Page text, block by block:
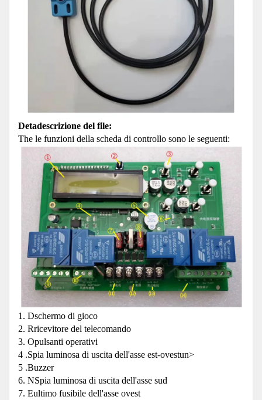
Detadescrizione del file:
The le funzioni della scheda di controllo sono le seguenti:
1. Dschermo di gioco
2. Rricevitore del telecomando
3. Opulsanti operativi
4 .Spia luminosa di uscita dell'asse est-ovestun>
5 .Buzzer
6. NSpia luminosa di uscita dell'asse sud
7. Eultimo fusibile dell'asse ovest